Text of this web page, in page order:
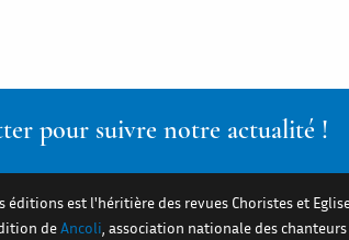
pour suivre notre actualité !
éditions est l'héritière des revues Choristes et
deAncoli, association nationale des